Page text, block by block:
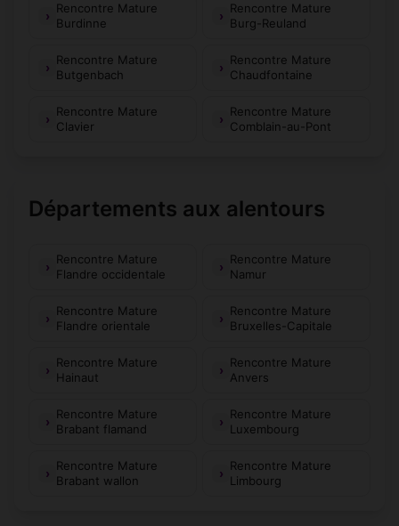
Rencontre Mature
Burdinne
Rencontre Mature
Burg-Reuland
Rencontre Mature
Butgenbach
Rencontre Mature
Chaudfontaine
Rencontre Mature
Clavier
Rencontre Mature
Comblain-au-Pont
Départements aux alentours
Rencontre Mature
Flandre occidentale
Rencontre Mature
Namur
Rencontre Mature
Flandre orientale
Rencontre Mature
Bruxelles-Capitale
Rencontre Mature
Hainaut
Rencontre Mature
Anvers
Rencontre Mature
Brabant flamand
Rencontre Mature
Luxembourg
Rencontre Mature
Brabant wallon
Rencontre Mature
Limbourg